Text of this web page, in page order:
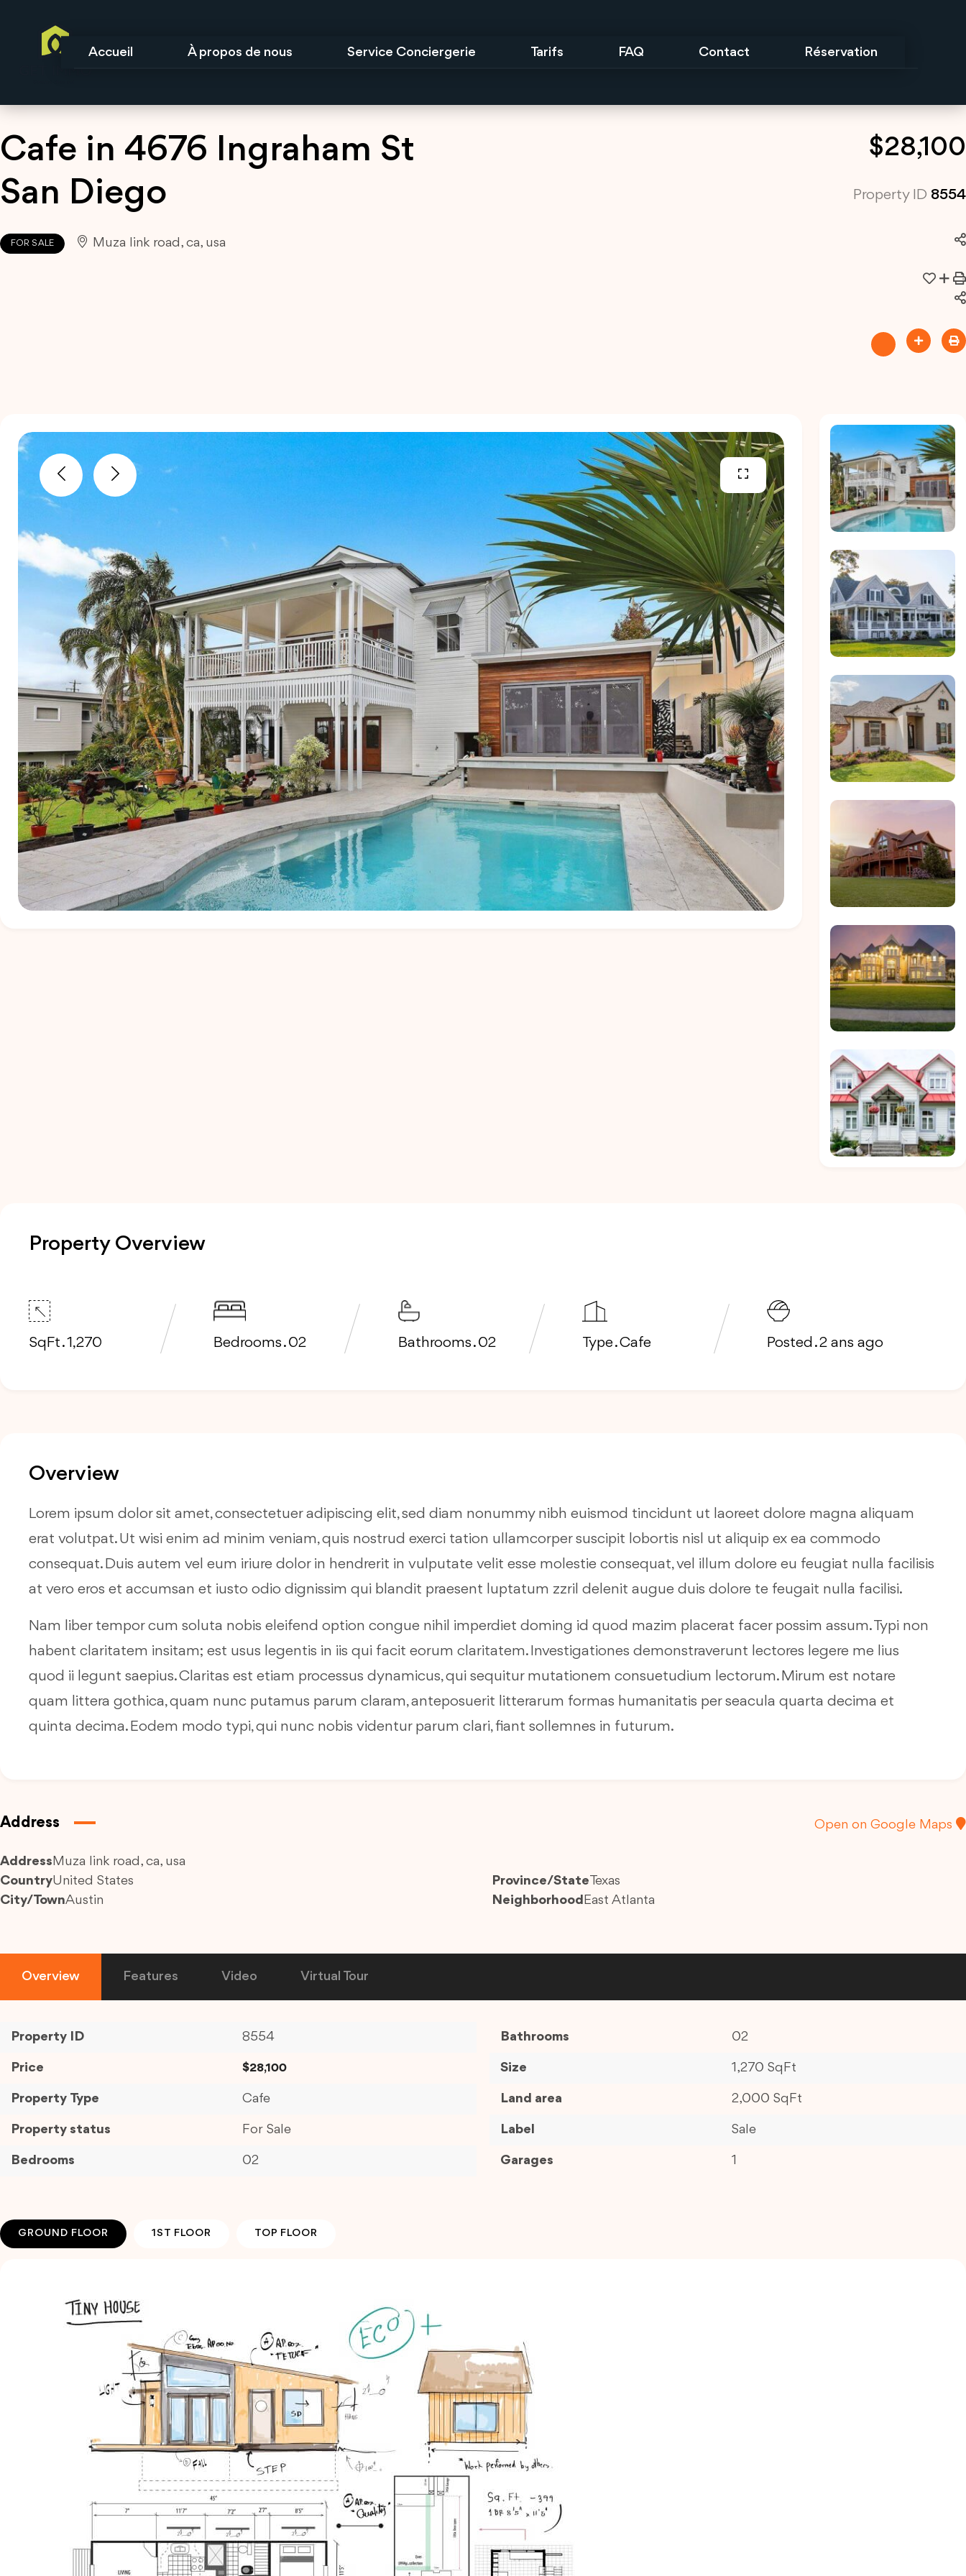
Accueil À propos de nous Service Conciergerie Tarifs FAQ Contact Réservation
Cafe in 4676 Ingraham St
San Diego
FOR SALE Muza link road, ca, usa
$28,100
Property ID 8554
PreviousNext
Property Overview
SqFt . 1,270 Bedrooms . 02 Bathrooms . 02 Type . Cafe Posted . 2 ans ago
Overview
Lorem ipsum dolor sit amet, consectetuer adipiscing elit, sed diam nonummy nibh euismod tincidunt ut laoreet dolore magna aliquam
erat volutpat. Ut wisi enim ad minim veniam, quis nostrud exerci tation ullamcorper suscipit lobortis nisl ut aliquip ex ea commodo
consequat. Duis autem vel eum iriure dolor in hendrerit in vulputate velit esse molestie consequat, vel illum dolore eu feugiat nulla facilisis
at vero eros et accumsan et iusto odio dignissim qui blandit praesent luptatum zzril delenit augue duis dolore te feugait nulla facilisi.
Nam liber tempor cum soluta nobis eleifend option congue nihil imperdiet doming id quod mazim placerat facer possim assum. Typi non
habent claritatem insitam; est usus legentis in iis qui facit eorum claritatem. Investigationes demonstraverunt lectores legere me lius
quod ii legunt saepius. Claritas est etiam processus dynamicus, qui sequitur mutationem consuetudium lectorum. Mirum est notare
quam littera gothica, quam nunc putamus parum claram, anteposuerit litterarum formas humanitatis per seacula quarta decima et
quinta decima. Eodem modo typi, qui nunc nobis videntur parum clari, fiant sollemnes in futurum.
Address
AddressMuza link road, ca, usa
CountryUnited States Province/StateTexas
City/TownAustin NeighborhoodEast Atlanta
Open on Google Maps
Overview Features Video Virtual Tour
Property ID 8554
Price $28,100
Property Type Cafe
Property status For Sale
Bedrooms 02
Bathrooms 02
Size 1,270 SqFt
Land area 2,000 SqFt
Label Sale
Garages 1
GROUND FLOOR 1ST FLOOR TOP FLOOR